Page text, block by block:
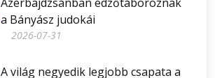
a Bányász judokái
2026-07-31
A világ negyedik legjobb csapata a